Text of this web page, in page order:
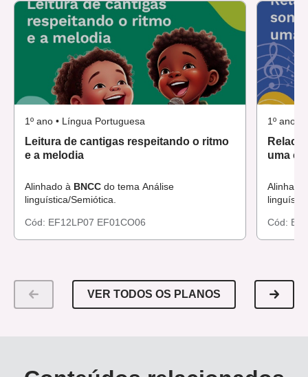
1º ano • Língua Portuguesa
Leitura de cantigas respeitando o ritmo
e a melodia
Alinhado à BNCC do tema Análise
linguística/Semiótica.
Cód: EF12LP07 EF01CO06
1º ano •
uma
Cód:
VER TODOS OS PLANOS